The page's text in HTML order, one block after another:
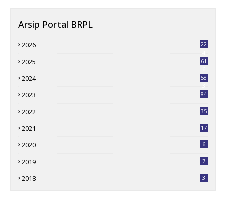
Arsip Portal BRPL
2026
22
2025
61
2024
58
2023 84
2022 35
2021 17
2020 6
2019 7
2018 3